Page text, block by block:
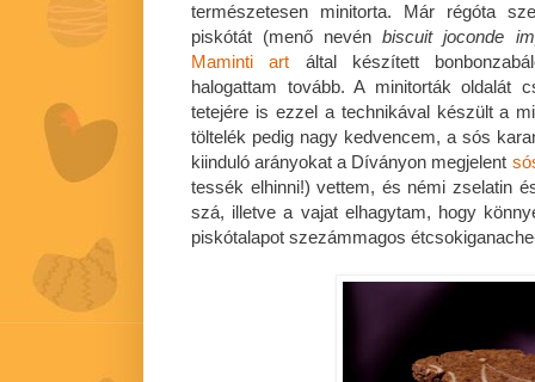
természetesen minitorta. Már régóta
piskótát (menő nevénbiscuit joconde
Maminti art által készített
halogattam tovább. A minitorták oldalát
tetejére is ezzel a technikával készült a
töltelék pedig nagy kedvencem, a sós
kiinduló arányokat a Díványon megjelent
tessék elhinni!) vettem, és némi zselatin
szá, illetve a vajat elhagytam, hogy
piskótalapot szezámmagos